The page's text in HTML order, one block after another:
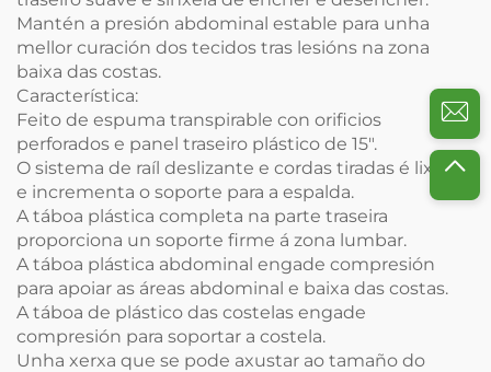
Mantén a presión abdominal estable para unha
mellor curación dos tecidos tras lesións na zona
baixa das costas.
Característica:
Feito de espuma transpirable con orificios
perforados e panel traseiro plástico de 15".
O sistema de raíl deslizante e cordas tiradas é lixeiro
e incrementa o soporte para a espalda.
A táboa plástica completa na parte traseira
proporciona un soporte firme á zona lumbar.
A táboa plástica abdominal engade compresión
para apoiar as áreas abdominal e baixa das costas.
A táboa de plástico das costelas engade
compresión para soportar a costela.
Unha xerxa que se pode axustar ao tamaño do